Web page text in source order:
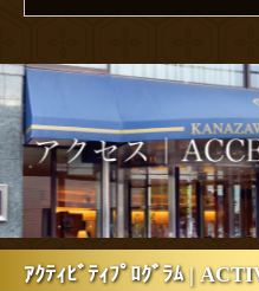
ｱｸﾃｨﾋﾞﾃｨﾌﾟﾛｸﾞﾗﾑ |